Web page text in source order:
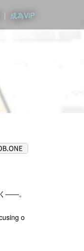
｜ 成為VIP
――。
o